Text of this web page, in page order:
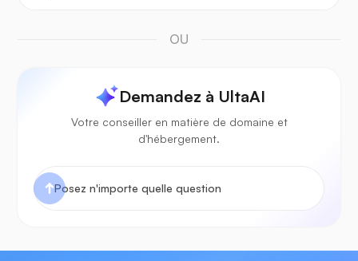
OU
Demandez à UltaAI
Votre conseiller en matière de domaine et
d'hébergement.